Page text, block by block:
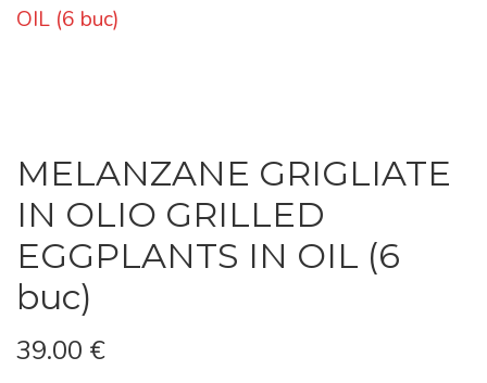
OIL (6 buc)
MELANZANE GRIGLIATE
IN OLIO GRILLED
EGGPLANTS IN OIL (6
buc)
39.00 €